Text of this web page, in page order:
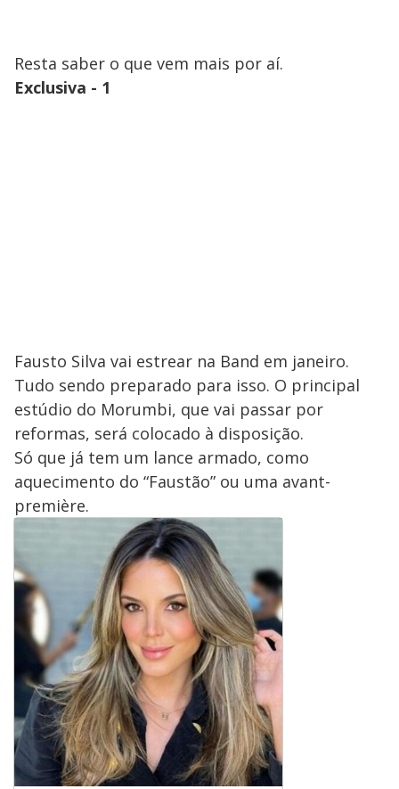
Resta saber o que vem mais por aí.
Exclusiva - 1
Fausto Silva vai estrear na Band em janeiro.
Tudo sendo preparado para isso. O principal
estúdio do Morumbi, que vai passar por
reformas, será colocado à disposição.
Só que já tem um lance armado, como
aquecimento do “Faustão” ou uma avant-
première.